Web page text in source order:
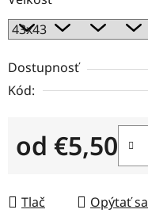
Dostupnosť
Kód:
od €5,50
Tlač Opýtať sa